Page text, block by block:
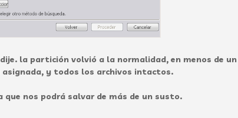
la partición volvió a la normalidad, en menos de un
y todos los archivos intactos.
que nos podrá salvar de más de un susto.